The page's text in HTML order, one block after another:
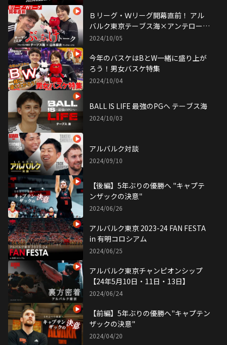
Ｂリーグ・Ｗリーグ開幕直前！ アル
バルク東京テーブス海×アンテロープ
ス山本麻衣 キーマン二人がぶっちゃ
2024/10/05
今年のバスケはBとW一緒に盛り上が
ろう！男女バスケ特集
2024/10/04
BALL IS LIFE 最強のPGへ テーブス海
2024/10/03
アルバルク対談
2024/09/10
【後編】5年ぶりの優勝へ "キャプテ
ンザックの決意"
2024/06/26
アルバルク東京 2023-24 FAN FESTA
in 有明コロシアム
2024/06/25
アルバルク東京チャンピオンシップ
【24年5月10日・11日・13日】
2024/06/24
【前編】5年ぶりの優勝へ"キャプテン
ザックの決意"
2024/04/20